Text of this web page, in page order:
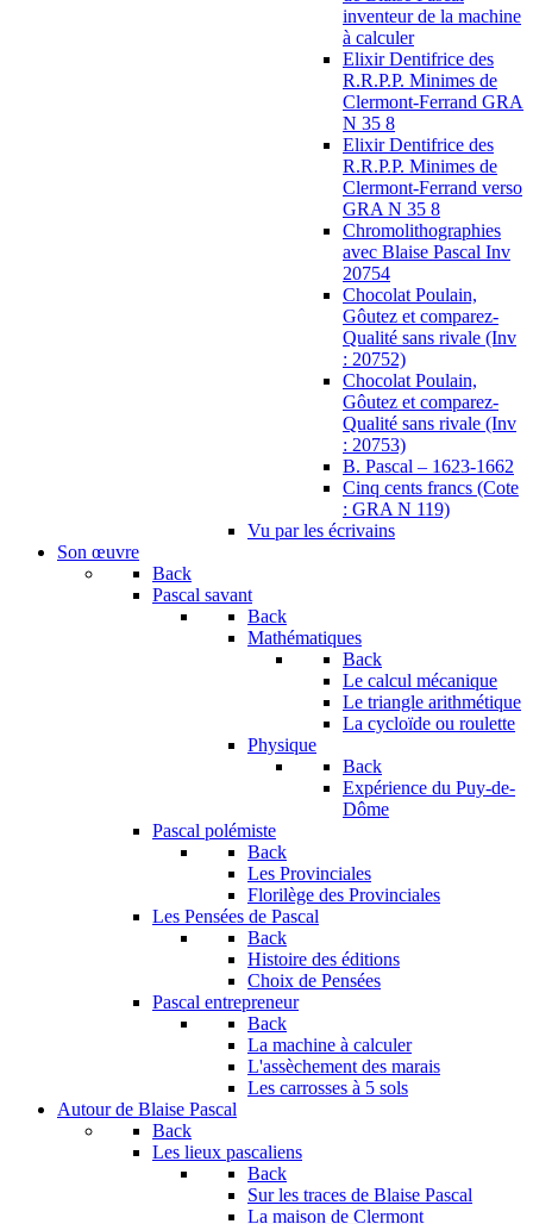
inventeur de la machine
à calculer
Elixir Dentifrice des
R.R.P.P. Minimes de
Clermont-Ferrand GRA
N 35 8
Elixir Dentifrice des
R.R.P.P. Minimes de
Clermont-Ferrand verso
GRA N 35 8
Chromolithographies
avec Blaise Pascal Inv
20754
Chocolat Poulain,
Gôutez et comparez-
Qualité sans rivale (Inv
: 20752)
Chocolat Poulain,
Gôutez et comparez-
Qualité sans rivale (Inv
: 20753)
B. Pascal – 1623-1662
Cinq cents francs (Cote
: GRA N 119)
Vu par les écrivains
Son œuvre
Back
Pascal savant
Back
Mathématiques
Back
Le calcul mécanique
Le triangle arithmétique
La cycloïde ou roulette
Physique
Back
Expérience du Puy-de-
Dôme
Pascal polémiste
Back
Les Provinciales
Florilège des Provinciales
Les Pensées de Pascal
Back
Histoire des éditions
Choix de Pensées
Pascal entrepreneur
Back
La machine à calculer
L'assèchement des marais
Les carrosses à 5 sols
Autour de Blaise Pascal
Back
Les lieux pascaliens
Back
Sur les traces de Blaise Pascal
La maison de Clermont